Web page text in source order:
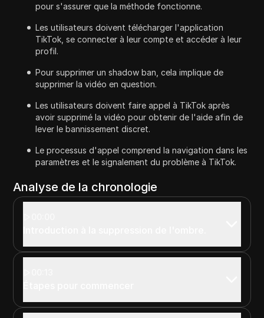
pour s'assurer que la méthode fonctionne.
Les utilisateurs doivent télécharger l'application
TikTok, se connecter à leur compte et accéder à leur
profil.
Pour supprimer un shadow ban, cela implique de
supprimer la vidéo en question.
Les utilisateurs doivent faire appel à TikTok après
avoir supprimé la vidéo pour obtenir de l'aide afin de
lever le bannissement discret.
Le processus d'appel comprend la navigation dans les
paramètres et le signalement du problème à TikTok.
Analyse de la chronologie